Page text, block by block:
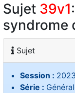
Sujet 39v1
syndrome
Sujet
Session : 2023
Série :